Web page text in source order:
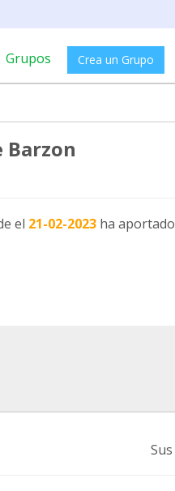
Grupos Crea un Grupo
Barzon
el 21-02-2023 ha aportado